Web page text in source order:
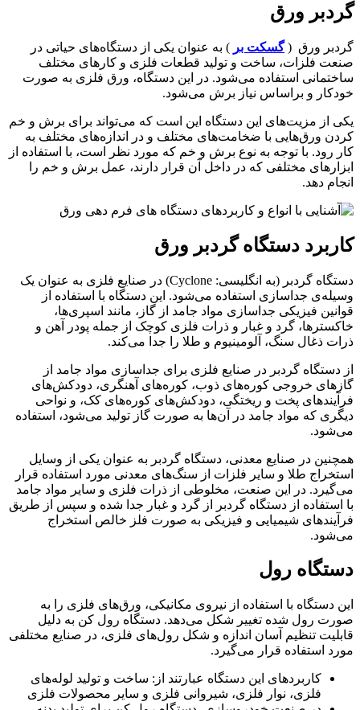
گردبر ورق
گردبر ورق (گسکت بر ) به عنوان یکی از دستگاه‌های حیاتی در
صنعت فلزات، ساخت و تولید قطعات فلزی و کارهای مختلف
ساختمانی استفاده می‌شود. در این دستگاه، ورق فلزی به صورت
خودکار و براساس نیاز برش می‌شود.
یکی از مزیت‌های این دستگاه این است که می‌تواند برای برش و خم
کردن ورق‌هایی با ضخامت‌های مختلف و در اندازه‌های مختلف به
کار رود. با توجه به نوع برش و خم که مورد نظر است، با استفاده از
ابزارهای مختلفی که در داخل آن قرار دارند، عمل برش و خم را
انجام دهد.
کاربرد دستگاه گردبر ورق
دستگاه گردبر (به انگلیسی: Cyclone) در صنایع فلزی به عنوان یک
وسیله‌ی جداسازی استفاده می‌شود. این دستگاه با استفاده از
قوانین فیزیکی جداسازی مواد جامد از گاز، مانند اسپری‌ها،
خاکسترها، گرد و غبار و ذرات فلزی کوچک از جمله پودر آهن و
ذرات ذغال سنگ، آلومینیوم و طلا را جدا می‌کند.
از دستگاه گردبر در صنایع فلزی برای جداسازی مواد جامد از
گازهای خروجی کوره‌های ذوب، کوره‌های آهنگری، دودکش‌های
فرآیندهای پخت و ریختگی، دودکش‌های کوره‌های کک، و نواحی
دیگری که مواد جامد در آن‌ها به صورت گاز تولید می‌شود، استفاده
می‌شود.
همچنین در صنایع معدنی، دستگاه گردبر به عنوان یکی از وسایل
استخراج طلا و سایر فلزات از سنگ‌های معدنی مورد استفاده قرار
می‌گیرد. در این صنعت، مخلوطی از ذرات فلزی و سایر مواد جامد
با استفاده از دستگاه گردبر از گرد و غبار جدا شده و سپس از طریق
فرآیندهای شیمیایی و فیزیکی به صورت فلز خالص استخراج
می‌شود.
دستگاه رول
این دستگاه با استفاده از نیروی مکانیکی، ورق‌های فلزی را به
صورت رول شده تغییر شکل می‌دهد. دستگاه رول کن به دلیل
قابلیت تنظیم آسان اندازه و شکل رول‌های فلزی، در صنایع مختلفی
مورد استفاده قرار می‌گیرد.
کاربردهای این دستگاه عبارتند از: ساخت و تولید لوله‌های
فلزی، نوار فلزی، شیروانی فلزی و سایر محصولات فلزی